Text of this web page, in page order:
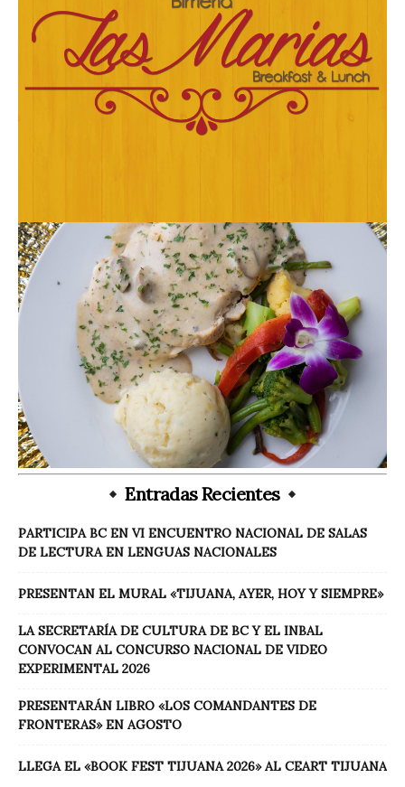
Entradas Recientes
PARTICIPA BC EN VI ENCUENTRO NACIONAL DE SALAS
DE LECTURA EN LENGUAS NACIONALES
PRESENTAN EL MURAL «TIJUANA, AYER, HOY Y SIEMPRE»
LA SECRETARÍA DE CULTURA DE BC Y EL INBAL
CONVOCAN AL CONCURSO NACIONAL DE VIDEO
EXPERIMENTAL 2026
PRESENTARÁN LIBRO «LOS COMANDANTES DE
FRONTERAS» EN AGOSTO
LLEGA EL «BOOK FEST TIJUANA 2026» AL CEART TIJUANA